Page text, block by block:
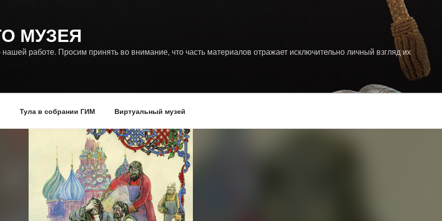
МУЗЕЯ
работе. Просим принять во внимание, что часть материалов отражает исключительно личный взгляд их
Тула в собрании ГИМ Виртуальный музей